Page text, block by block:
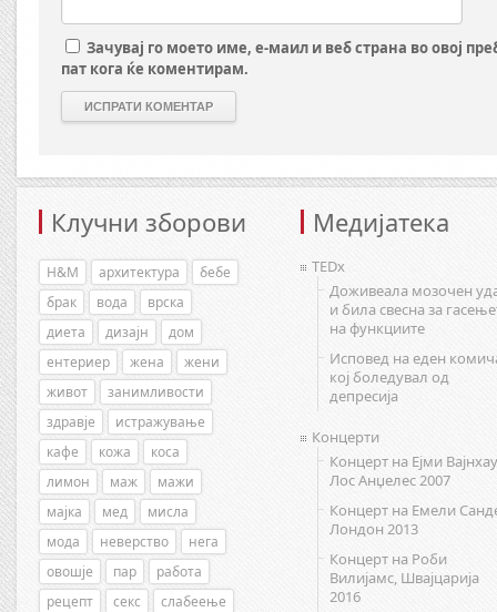
Зачувај го моето име, е-маил и веб страна во овој
пат кога ќе коментирам.
Клучни зборови
H&M архитектура
бебе
брак
вода
врска
диета
дизајн
дом
ентериер
жена
жени
живот
занимливости
здравје
истражување
кафе
кожа
коса
лимон
маж
мажи
мајка
мед
мисла
мода
неверство
нега
овошје
пар
работа
рецепт
секс
слабеење
Медијатека
TEDx
Доживеала мозочен
и била свесна за
на функциите
Исповед на еден
кој боледувал од
депресија
Концерти
Концерт на Ејми
Лос Анџелес 2007
Концерт на Емели
Лондон 2013
Концерт на Роби
Вилијамс, Швајцарија
2016